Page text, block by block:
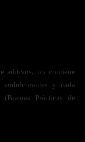
aditivos, no contiene
y cada
Prácticas de